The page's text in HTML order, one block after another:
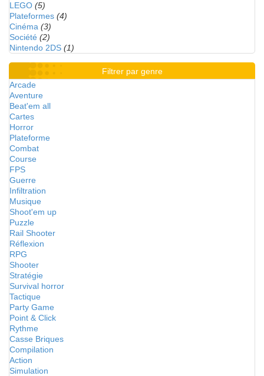
LEGO (5)
Plateformes (4)
Cinéma (3)
Société (2)
Nintendo 2DS (1)
Filtrer par genre
Arcade
Aventure
Beat'em all
Cartes
Horror
Plateforme
Combat
Course
FPS
Guerre
Infiltration
Musique
Shoot'em up
Puzzle
Rail Shooter
Réflexion
RPG
Shooter
Stratégie
Survival horror
Tactique
Party Game
Point & Click
Rythme
Casse Briques
Compilation
Action
Simulation